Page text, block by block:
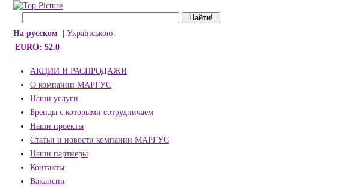
На русском
Українською
EURO: 52.0
АКЦИИ И РАСПРОДАЖИ
О компании МАРГУС
Наши услуги
Бренды с которыми сотрудничаем
Наши проекты
Статьи и новости компании МАРГУС
Наши партнеры
Контакты
Вакансии